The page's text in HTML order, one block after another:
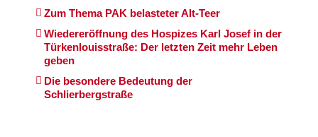
Zum Thema PAK belasteter Alt-Teer
Wiedereröffnung des Hospizes Karl Josef in der
Türkenlouisstraße: Der letzten Zeit mehr Leben
geben
Die besondere Bedeutung der
Schlierbergstraße